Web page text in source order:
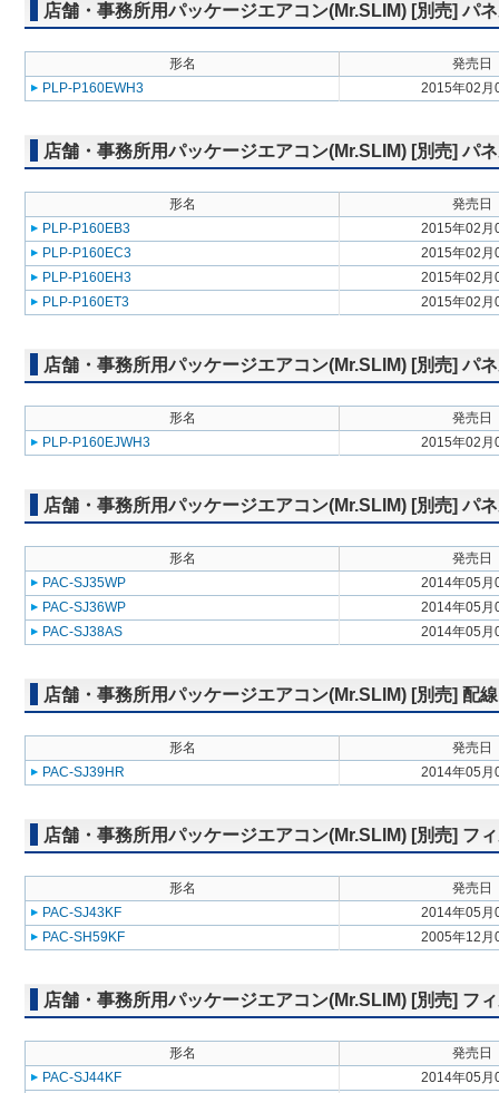
店舗・事務所用パッケージエアコン(Mr.SLIM) [別売] パ
形名
発売日
PLP-P160EWH3
2015年02月
店舗・事務所用パッケージエアコン(Mr.SLIM) [別売] パ
形名
発売日
PLP-P160EB3
2015年02月
PLP-P160EC3
2015年02月
PLP-P160EH3
2015年02月
PLP-P160ET3
2015年02月
店舗・事務所用パッケージエアコン(Mr.SLIM) [別売] パ
形名
発売日
PLP-P160EJWH3
2015年02月
店舗・事務所用パッケージエアコン(Mr.SLIM) [別売] パ
形名
発売日
PAC-SJ35WP
2014年05月
PAC-SJ36WP
2014年05月
PAC-SJ38AS
2014年05月
店舗・事務所用パッケージエアコン(Mr.SLIM) [別売] 配
形名
発売日
PAC-SJ39HR
2014年05月
店舗・事務所用パッケージエアコン(Mr.SLIM) [別売] フ
形名
発売日
PAC-SJ43KF
2014年05月
PAC-SH59KF
2005年12月
店舗・事務所用パッケージエアコン(Mr.SLIM) [別売] フ
形名
発売日
PAC-SJ44KF
2014年05月